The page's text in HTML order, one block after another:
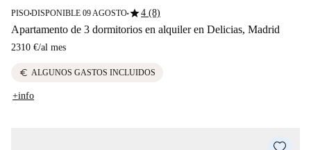
PISO■DISPONIBLE 09 AGOSTO■star4 (8)
Apartamento de 3 dormitorios en alquiler en Delicias, Madrid
2310 €/al mes
euro ALGUNOS GASTOS INCLUIDOS
+info